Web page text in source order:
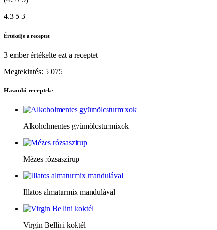
4.3 5 3
Értékelje a receptet
3 emberértékelte ezt a receptet
Megtekintés: 5 075
Hasonló receptek:
Alkoholmentes gyümölcsturmixok
Mézes rózsaszirup
Illatos almaturmix mandulával
Virgin Bellini koktél